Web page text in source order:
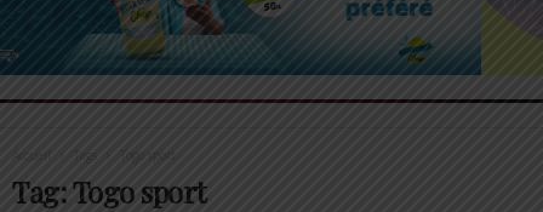
Tags Togo sport
Tag: Togo sport